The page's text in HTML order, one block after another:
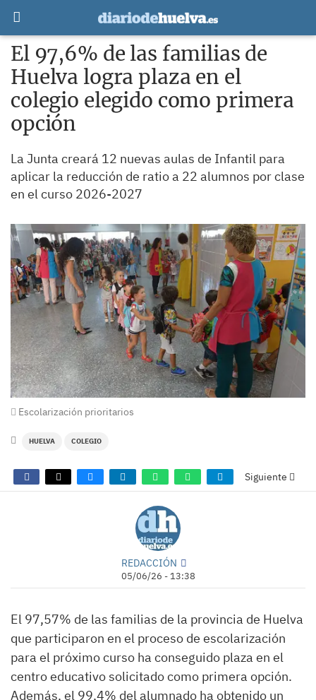
El 97,6% de las familias de
Huelva logra plaza en el
colegio elegido como primera
opción
La Junta creará 12 nuevas aulas de Infantil para
aplicar la reducción de ratio a 22 alumnos por clase
en el curso 2026-2027
Escolarización prioritarios
HUELVA COLEGIO
Siguiente
REDACCIÓN
05/06/26 - 13:38
El 97,57% de las familias de la provincia de Huelva
que participaron en el proceso de escolarización
para el próximo curso ha conseguido plaza en el
centro educativo solicitado como primera opción.
Además, el 99,4% del alumnado ha obtenido un